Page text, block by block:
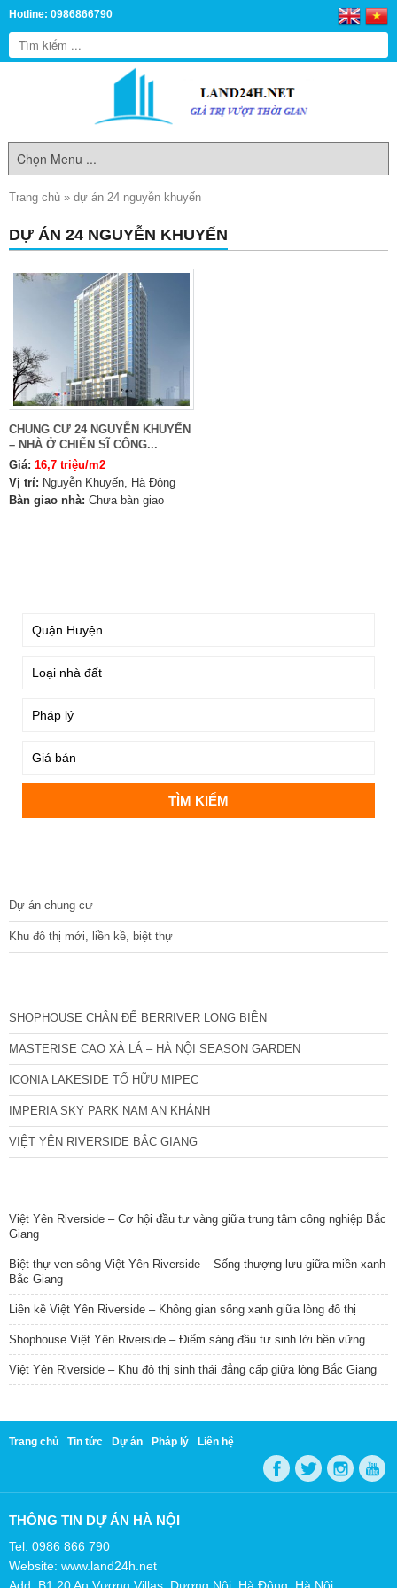
Hotline: 0986866790
Trang chủ » dự án 24 nguyễn khuyến
DỰ ÁN 24 NGUYỄN KHUYẾN
CHUNG CƯ 24 NGUYỄN KHUYẾN
– NHÀ Ở CHIẾN SĨ CÔNG...
Giá: 16,7 triệu/m2
Vị trí: Nguyễn Khuyến, Hà Đông
Bàn giao nhà: Chưa bàn giao
Dự án chung cư
Khu đô thị mới, liền kề, biệt thự
SHOPHOUSE CHÂN ĐẾ BERRIVER LONG BIÊN
MASTERISE CAO XÀ LÁ – HÀ NỘI SEASON GARDEN
ICONIA LAKESIDE TỐ HỮU MIPEC
IMPERIA SKY PARK NAM AN KHÁNH
VIỆT YÊN RIVERSIDE BẮC GIANG
Việt Yên Riverside – Cơ hội đầu tư vàng giữa trung tâm công nghiệp Bắc
Giang
Biệt thự ven sông Việt Yên Riverside – Sống thượng lưu giữa miền xanh
Bắc Giang
Liền kề Việt Yên Riverside – Không gian sống xanh giữa lòng đô thị
Shophouse Việt Yên Riverside – Điểm sáng đầu tư sinh lời bền vững
Việt Yên Riverside – Khu đô thị sinh thái đẳng cấp giữa lòng Bắc Giang
Trang chủ Tin tức Dự án Pháp lý Liên hệ
THÔNG TIN DỰ ÁN HÀ NỘI
Tel: 0986 866 790
Website: www.land24h.net